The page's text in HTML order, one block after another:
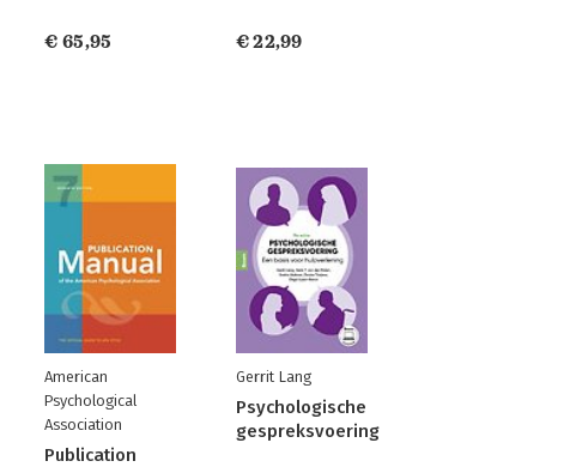
€ 65,95 € 22,99
American
Psychological
Association
Publication
Gerrit Lang
Psychologische
gespreksvoering